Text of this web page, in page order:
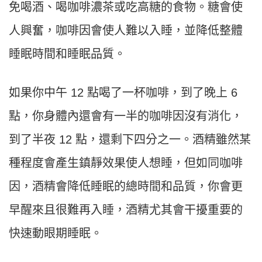
免喝酒、喝咖啡濃茶或吃高糖的食物。糖會使
人興奮，咖啡因會使人難以入睡，並降低整體
睡眠時間和睡眠品質。
如果你中午 12 點喝了一杯咖啡，到了晚上 6
點，你身體內還會有一半的咖啡因沒有消化，
到了半夜 12 點，還剩下四分之一。酒精雖然某
種程度會產生鎮靜效果使人想睡，但如同咖啡
因，酒精會降低睡眠的總時間和品質，你會更
早醒來且很難再入睡，酒精尤其會干擾重要的
快速動眼期睡眠。